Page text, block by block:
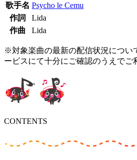
歌手名 Psycho le Cemu
作詞
Lida
作曲
Lida
※対象楽曲の最新の配信状況につい
ービスにて十分にご確認のうえでご
CONTENTS